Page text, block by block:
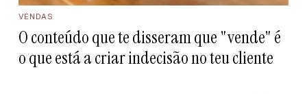
VENDAS
O conteúdo que te disseram que "vende" é
o que está a criar indecisão no teu cliente